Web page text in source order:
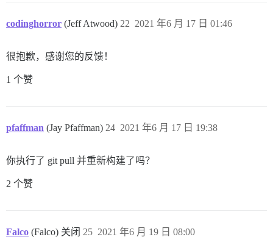
codinghorror (Jeff Atwood) 2021 年6 月 17 日 01:46
22
很抱歉，感谢您的反馈！
1 个赞
pfaffman (Jay Pfaffman) 2021 年6 月 17 日 19:38
24
你执行了 git pull 并重新构建了吗？
2 个赞
Falco (Falco) 关闭 2021 年6 月 19 日 08:00
25